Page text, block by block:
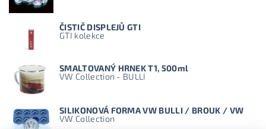
ČISTIČ DISPLEJŮ GTI
GTI kolekce
SMALTOVANÝ HRNEK T1, 500ml
VW Collection - BULLI
SILIKONOVÁ FORMA VW BULLI / BROUK / VW
VW Collection